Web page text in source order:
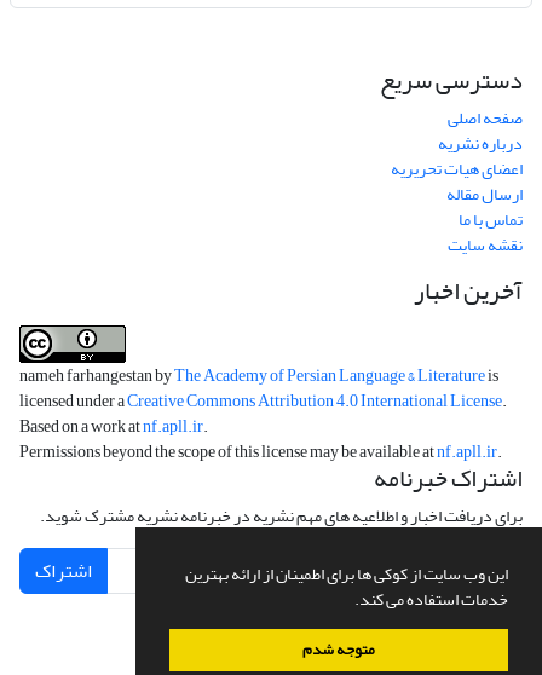
این وب سایت از کوکی ها برای اطمینان از ارائه بهترین
خدمات استفاده می کند.
متوجه شدم
دسترسی سریع
صفحه اصلی
درباره نشریه
اعضای هیات تحریریه
ارسال مقاله
تماس با ما
نقشه سایت
آخرین اخبار
nameh farhangestan byThe Academy of Persian Language & Literatureis
licensed under aCreative Commons Attribution 4.0 International License.
Based on a work atnf.apll.ir.
Permissions beyond the scope of this license may be available atnf.apll.ir.
اشتراک خبرنامه
برای دریافت اخبار و اطلاعیه های مهم نشریه در خبرنامه نشریه مشترک شوید.
اشتراک